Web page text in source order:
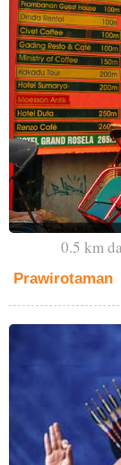
0.5 km
Prawirotaman